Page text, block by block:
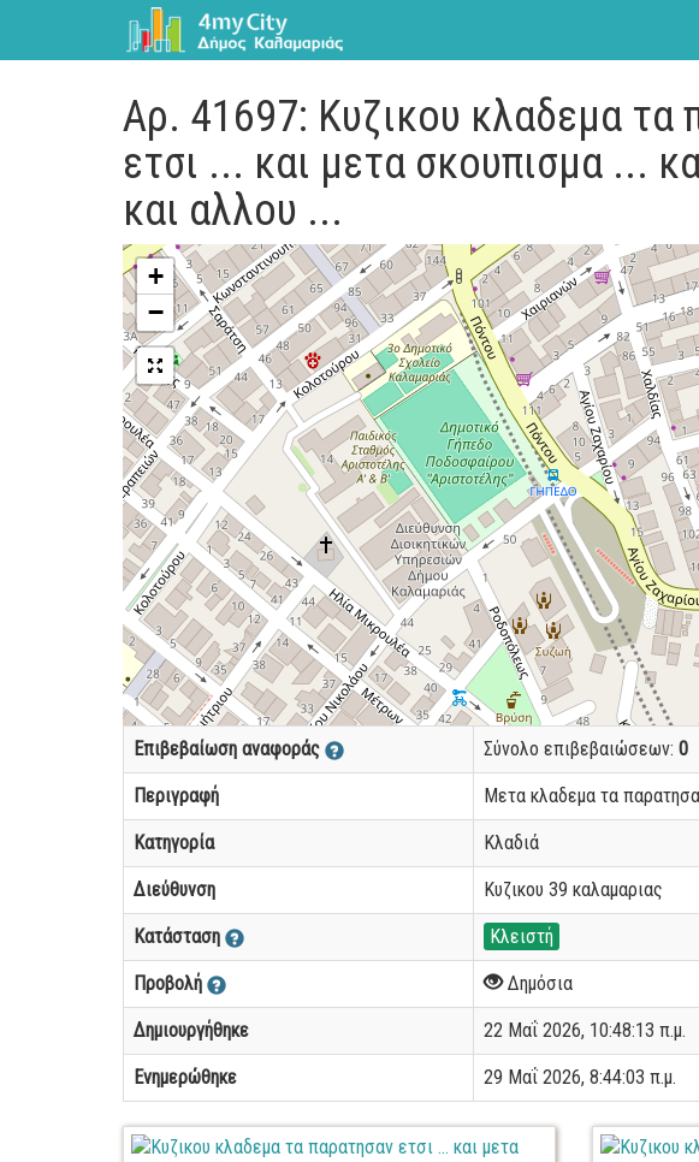
Αρ. 41697: Κυζικου κλαδεμα τα
ετσι ... και μετα σκουπισμα ...
και αλλου ...
+
−
Επιβεβαίωση αναφοράς Σύνολο επιβεβαιώσεων: 0
Περιγραφή Μετα κλαδεμα τα
Κατηγορία Κλαδιά
Διεύθυνση Κυζικου 39 καλαμαριας
Κατάσταση Κλειστή
Προβολή Δημόσια
Δημιουργήθηκε 22 Μαΐ 2026, 10:48:13 π.μ.
Ενημερώθηκε 29 Μαΐ 2026, 8:44:03 π.μ.